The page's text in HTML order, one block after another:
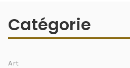
Catégorie
Art